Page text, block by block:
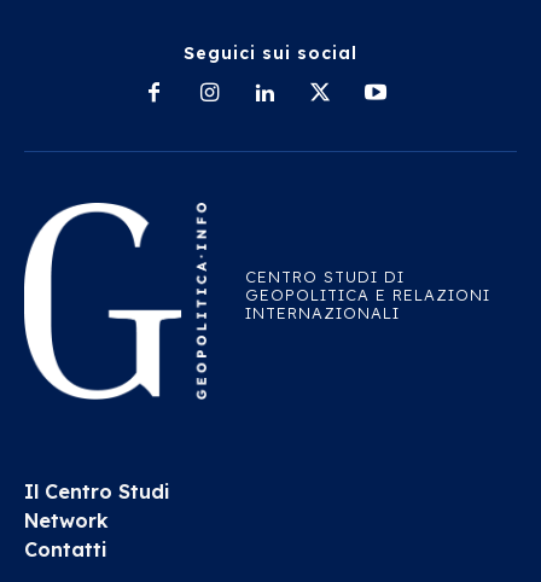
Seguici sui social
CENTRO STUDI DI
GEOPOLITICA E RELAZIONI
INTERNAZIONALI
Il Centro Studi
Network
Contatti